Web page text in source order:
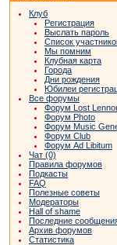
Клуб
Регистрация
Выслать пароль
Список
Мы помним
Клубная карта
Города
Дни рождения
Юбилеи
Все форумы
Форум Lost
Форум Photo
Форум Music
Форум Club
Форум Ad Libitum
Чат (0)
Правила форумов
Подкасты
FAQ
Полезные советы
Модераторы
Hall of shame
Последние
Архив форумов
Статистика